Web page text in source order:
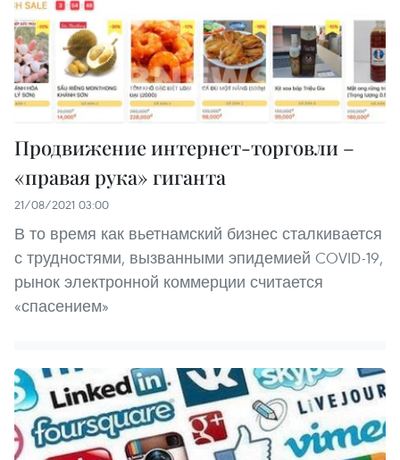
Продвижение интернет-торговли –
«правая рука» гиганта
21/08/2021 03:00
В то время как вьетнамский бизнес сталкивается
с трудностями, вызванными эпидемией COVID-19,
рынок электронной коммерции считается
«спасением»